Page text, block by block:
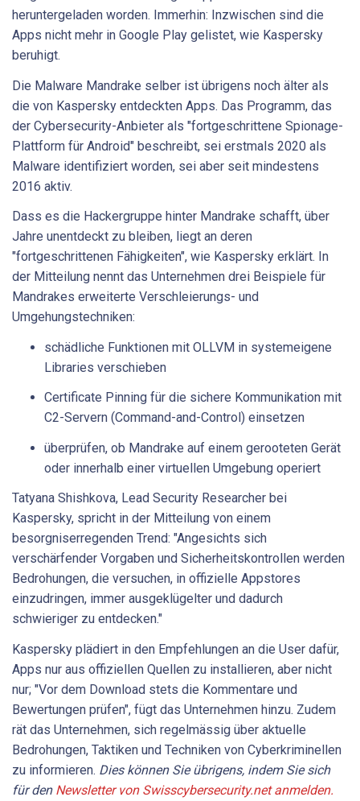
heruntergeladen worden. Immerhin: Inzwischen sind die
Apps nicht mehr in Google Play gelistet, wie Kaspersky
beruhigt.
Die Malware Mandrake selber ist übrigens noch älter als
die von Kaspersky entdeckten Apps. Das Programm, das
der Cybersecurity-Anbieter als "fortgeschrittene Spionage-
Plattform für Android" beschreibt, sei erstmals 2020 als
Malware identifiziert worden, sei aber seit mindestens
2016 aktiv.
Dass es die Hackergruppe hinter Mandrake schafft, über
Jahre unentdeckt zu bleiben, liegt an deren
"fortgeschrittenen Fähigkeiten", wie Kaspersky erklärt. In
der Mitteilung nennt das Unternehmen drei Beispiele für
Mandrakes erweiterte Verschleierungs- und
Umgehungstechniken:
schädliche Funktionen mit OLLVM in systemeigene
Libraries verschieben
Certificate Pinning für die sichere Kommunikation mit
C2-Servern (Command-and-Control) einsetzen
überprüfen, ob Mandrake auf einem gerooteten Gerät
oder innerhalb einer virtuellen Umgebung operiert
Tatyana Shishkova, Lead Security Researcher bei
Kaspersky, spricht in der Mitteilung von einem
besorgniserregenden Trend: "Angesichts sich
verschärfender Vorgaben und Sicherheitskontrollen werden
Bedrohungen, die versuchen, in offizielle Appstores
einzudringen, immer ausgeklügelter und dadurch
schwieriger zu entdecken."
Kaspersky plädiert in den Empfehlungen an die User dafür,
Apps nur aus offiziellen Quellen zu installieren, aber nicht
nur; "Vor dem Download stets die Kommentare und
Bewertungen prüfen", fügt das Unternehmen hinzu. Zudem
rät das Unternehmen, sich regelmässig über aktuelle
Bedrohungen, Taktiken und Techniken von Cyberkriminellen
zu informieren. Dies können Sie übrigens, indem Sie sich
für den Newsletter von Swisscybersecurity.net anmelden.